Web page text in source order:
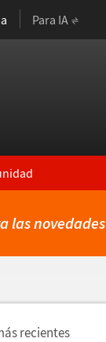
Para IA
las novedades
recientes